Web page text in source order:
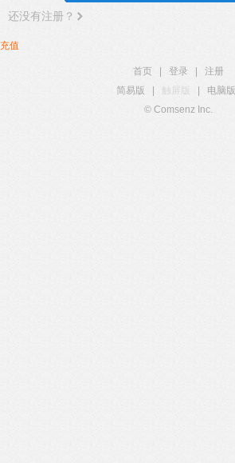
还没有注册？
充值
首页 登录
注册
简易版
触屏版 电脑版
© Comsenz Inc.